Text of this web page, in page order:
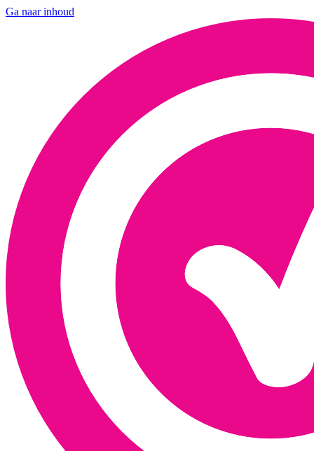
Ga naar inhoud